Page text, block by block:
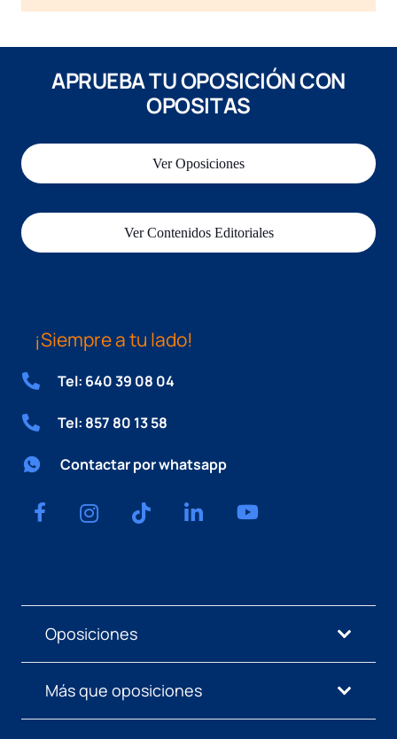
APRUEBA TU OPOSICIÓN CON
OPOSITAS
Ver Oposiciones
Ver Contenidos Editoriales
¡Siempre a tu lado!
Tel: 640 39 08 04
Tel: 857 80 13 58
Contactar por whatsapp
Oposiciones
Más que oposiciones